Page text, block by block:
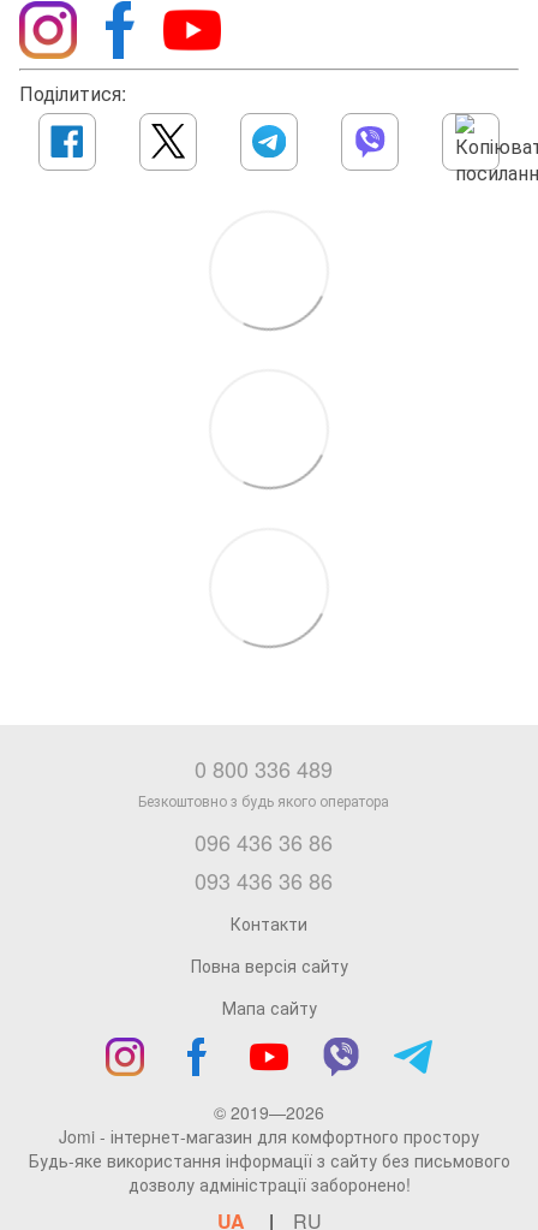
Поділитися:
0 800 336 489
096 436 36 86
093 436 36 86
Контакти
Повна версія сайту
Мапа сайту
© 2019—2026
Jomi - інтернет-магазин для комфортного простору
Будь-яке використання інформації з сайту без письмового
дозволу адміністрації заборонено!
UA RU